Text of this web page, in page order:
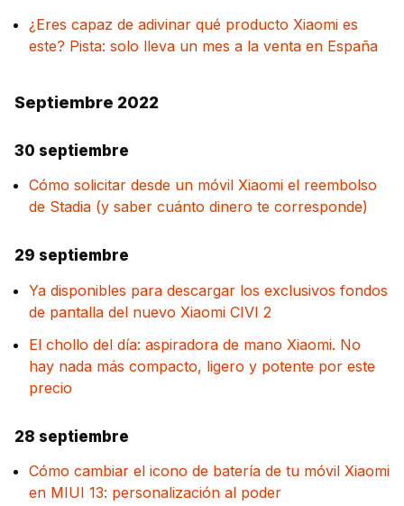
¿Eres capaz de adivinar qué producto Xiaomi es
este? Pista: solo lleva un mes a la venta en España
Septiembre 2022
30 septiembre
Cómo solicitar desde un móvil Xiaomi el reembolso
de Stadia (y saber cuánto dinero te corresponde)
29 septiembre
Ya disponibles para descargar los exclusivos fondos
de pantalla del nuevo Xiaomi CIVI 2
El chollo del día: aspiradora de mano Xiaomi. No
hay nada más compacto, ligero y potente por este
precio
28 septiembre
Cómo cambiar el icono de batería de tu móvil Xiaomi
en MIUI 13: personalización al poder